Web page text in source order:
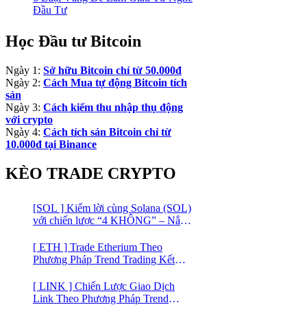
Đầu Tư
Học Đầu tư Bitcoin
Ngày 1: Sở hữu Bitcoin chỉ từ 50.000đ
Ngày 2: Cách Mua tự động Bitcoin tích
sản
Ngày 3: Cách kiếm thu nhập thụ động
với crypto
Ngày 4: Cách tích sản Bitcoin chỉ từ
10.000đ tại Binance
KÈO TRADE CRYPTO
[SOL ] Kiếm lời cùng Solana (SOL)
với chiến lược “4 KHÔNG” – Nắm
lý
[ ETH ] Trade Etherium Theo
Phương Pháp Trend Trading Kết
[ LINK ] Chiến Lược Giao Dịch
Link Theo Phương Pháp Trend